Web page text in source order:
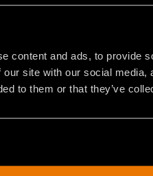
content and ads, to provide
our site with our social
to them or that they’ve